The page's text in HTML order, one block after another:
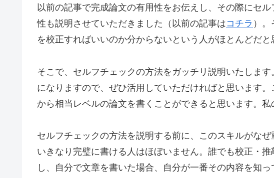
以前の記事で完成論文の有用性をお伝えし、その際にセ
性も説明させていただきました（以前の記事はコチラ ）
を校正すればいいのか分からないという人がほとんどだと
そこで、セルフチェックの方法をガッチリ説明いたしま
になりますので、ぜひ活用していただければと思います
から相当レベルの論文を書くことができると思います。
セルフチェックの方法を説明する前に、このスキルがなぜ
いきなり完璧に書ける人はほぼいません。誰でも校正・
し、自分で文章を書いた場合、自分が一番その内容を知